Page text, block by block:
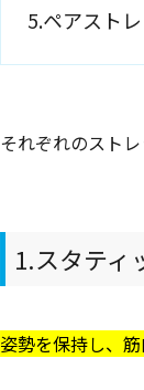
5.ペアスト
それぞれのスト
1.スタティ
姿勢を保持し、